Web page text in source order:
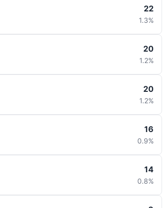
22
1.3%
20
1.2%
20
1.2%
16
0.9%
14
0.8%